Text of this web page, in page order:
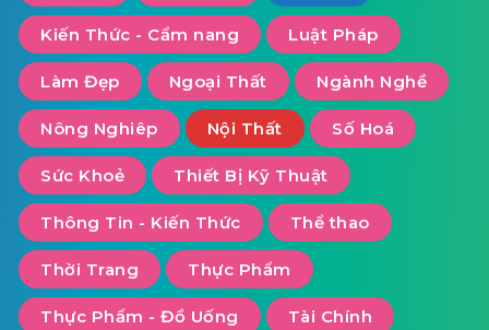
Kiến Thức - Cẩm nang Luật Pháp
Làm Đẹp Ngoại Thất Ngành Nghề
Nông Nghiêp Nội Thất Số Hoá
Sức Khoẻ Thiết Bị Kỹ Thuật
Thông Tin - Kiến Thức Thể thao
Thời Trang Thực Phẩm
Thực Phẩm - Đồ Uống Tài Chính